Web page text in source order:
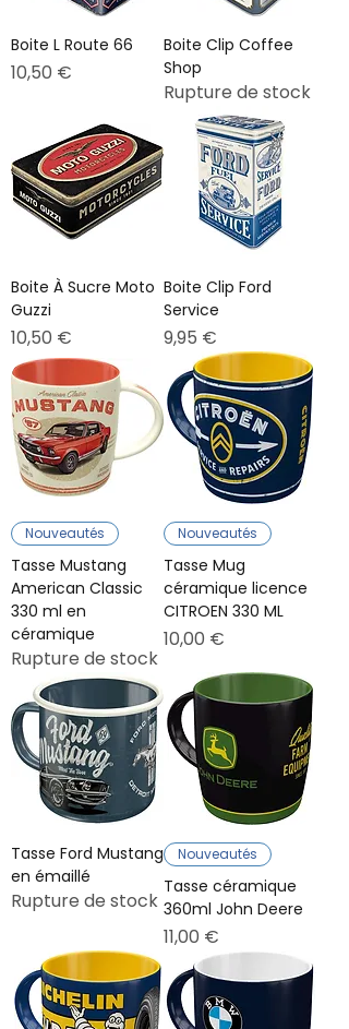
Boite L Route 66
Prix
10,50 €
Boite Clip Coffee
Shop
Rupture de stock
Boite À Sucre Moto
Guzzi
Prix
10,50 €
Boite Clip Ford
Service
Prix
9,95 €
Nouveautés
Tasse Mustang
American Classic
330 ml en
céramique
Rupture de stock
Nouveautés
Tasse Mug
céramique licence
CITROEN 330 ML
Prix
10,00 €
Tasse Ford Mustang
en émaillé
Rupture de stock
Nouveautés
Tasse céramique
360ml John Deere
Prix
11,00 €